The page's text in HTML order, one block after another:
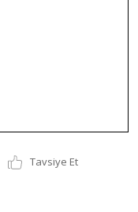
Tavsiye Et